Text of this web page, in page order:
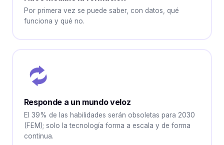
Por primera vez se puede saber, con datos, qué
funciona y qué no.
Responde a un mundo veloz
El 39% de las habilidades serán obsoletas para 2030
(FEM); solo la tecnología forma a escala y de forma
continua.